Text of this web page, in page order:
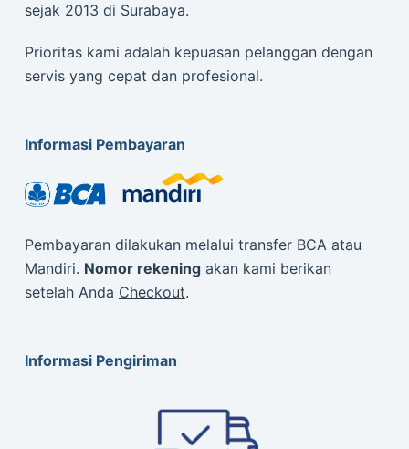
sejak 2013 di Surabaya.
Prioritas kami adalah kepuasan pelanggan dengan
servis yang cepat dan profesional.
Informasi Pembayaran
Pembayaran dilakukan melalui transfer BCA atau
Mandiri. Nomor rekeningakan kami berikan
setelah Anda Checkout.
Informasi Pengiriman